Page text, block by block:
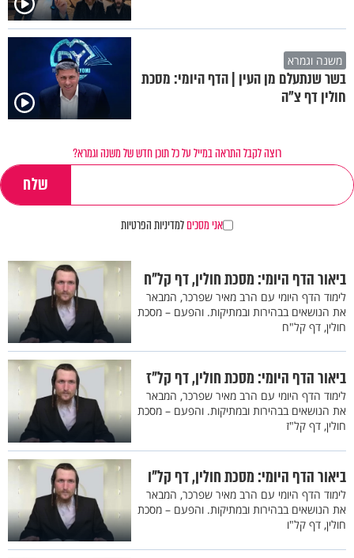
משנה וגמרא
בשר שנתעלם מן העין | הדף היומי: מסכת
חולין דף צ"ה
רוצה לקבל התראה במייל על כל תוכן חדש של משנה וגמרא?
אני מסכיםלמדיניות הפרטיות
ביאור הדף היומי: מסכת חולין, דף קל"ח
לימוד הדף היומי עם הרב מאיר שפרכר, המבאר
את הנושאים בבהירות ובמתיקות. והפעם – מסכת
חולין, דף קל"ח
ביאור הדף היומי: מסכת חולין, דף קל"ז
לימוד הדף היומי עם הרב מאיר שפרכר, המבאר
את הנושאים בבהירות ובמתיקות. והפעם – מסכת
חולין, דף קל"ז
ביאור הדף היומי: מסכת חולין, דף קל"ו
לימוד הדף היומי עם הרב מאיר שפרכר, המבאר
את הנושאים בבהירות ובמתיקות. והפעם – מסכת
חולין, דף קל"ו